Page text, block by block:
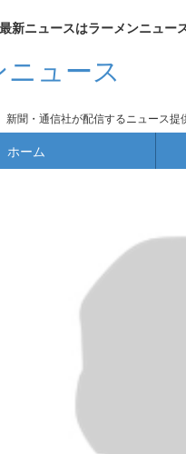
新ニュースはラーメンニュー
ュース
新聞・通信社が配信するニュース
ホーム